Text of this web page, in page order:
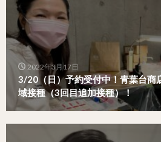
2022年3月17日
3/20（日）予約受付中！青葉台商
域接種（3回目追加接種）！